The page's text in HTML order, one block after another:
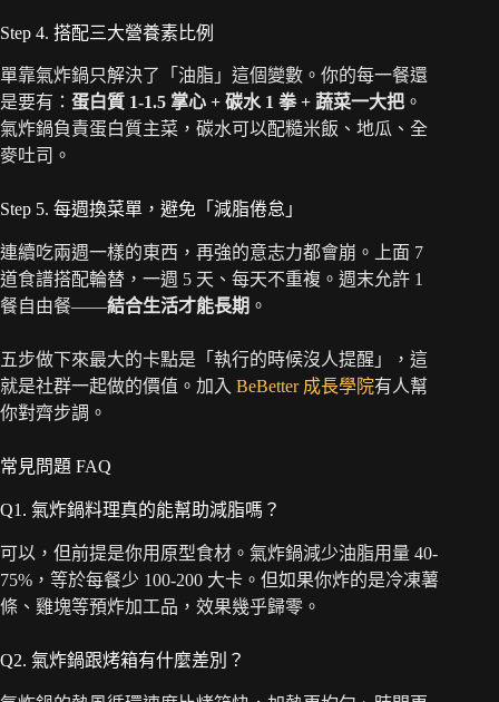
Step 4. 搭配三大營養素比例
單靠氣炸鍋只解決了「油脂」這個變數。你的每一餐還
是要有： 蛋白質 1-1.5 掌心 + 碳水 1 拳 + 蔬菜一大把 。
氣炸鍋負責蛋白質主菜，碳水可以配糙米飯、地瓜、全
麥吐司。
Step 5. 每週換菜單，避免「減脂倦怠」
連續吃兩週一樣的東西，再強的意志力都會崩。上面 7
道食譜搭配輪替，一週 5 天、每天不重複。週末允許 1
餐自由餐——結合生活才能長期 。
五步做下來最大的卡點是「執行的時候沒人提醒」，這
就是社群一起做的價值。加入 BeBetter 成長學院有人幫
你對齊步調。
常見問題 FAQ
Q1. 氣炸鍋料理真的能幫助減脂嗎？
可以，但前提是你用原型食材。氣炸鍋減少油脂用量 40-
75%，等於每餐少 100-200 大卡。但如果你炸的是冷凍薯
條、雞塊等預炸加工品，效果幾乎歸零。
Q2. 氣炸鍋跟烤箱有什麼差別？